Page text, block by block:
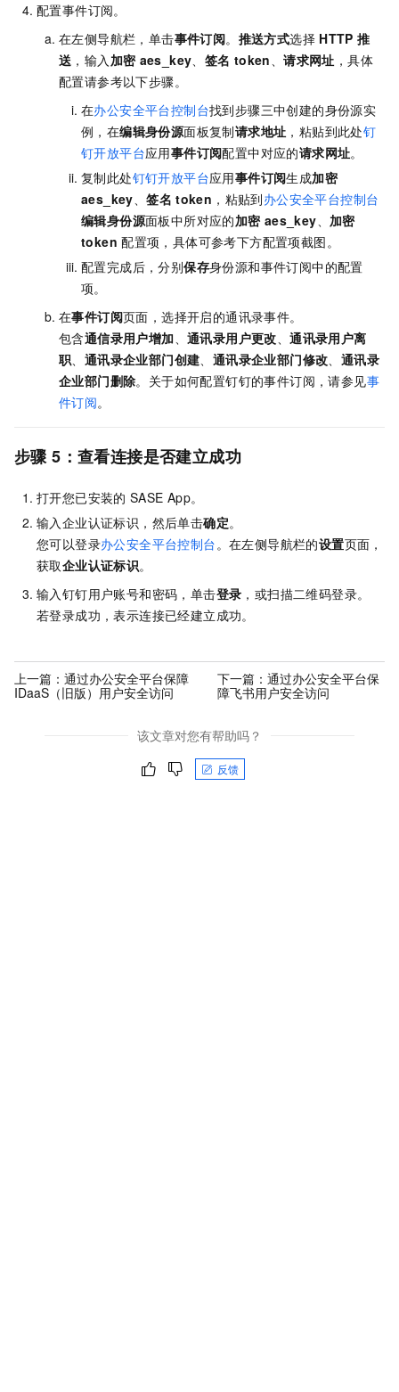
配置事件订阅。
在左侧导航栏，单击事件订阅。 推送方式选择 HTTP 推
送 ，输入 加密 aes_key、 签名 token、请求网址 ，具体
配置请参考以下步骤。
在办公安全平台控制台找到步骤三中创建的身份源实
例，在编辑身份源面板复制请求地址 ，粘贴到此处钉
钉开放平台应用事件订阅配置中对应的请求网址。
复制此处钉钉开放平台应用事件订阅生成加密
aes_key、签名 token ，粘贴到办公安全平台控制台
编辑身份源面板中所对应的加密 aes_key、 加密
token 配置项，具体可参考下方配置项截图。
配置完成后，分别保存身份源和事件订阅中的配置
项。
在事件订阅页面，选择开启的通讯录事件。
包含通信录用户增加、通讯录用户更改、通讯录用户离
职、 通讯录企业部门创建、 通讯录企业部门修改、 通讯录
企业部门删除。关于如何配置钉钉的事件订阅，请参见事
件订阅。
步骤 5：查看连接是否建立成功
打开您已安装的 SASE App。
输入企业认证标识，然后单击确定。
您可以登录办公安全平台控制台。在左侧导航栏的设置页面，
获取企业认证标识。
输入钉钉用户账号和密码，单击登录 ，或扫描二维码登录。
若登录成功，表示连接已经建立成功。
上一篇： 通过办公安全平台保障
IDaaS（旧版）用户安全访问
下一篇：通过办公安全平台保
障飞书用户安全访问
该文章对您有帮助吗？
反馈